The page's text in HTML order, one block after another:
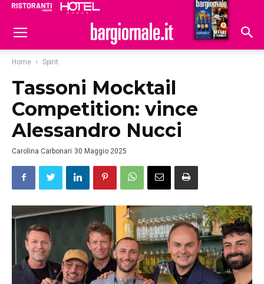
Hoteldomani
Home Spirit
Tassoni Mocktail
Competition: vince
Alessandro Nucci
Carolina Carbonari 30 Maggio 2025